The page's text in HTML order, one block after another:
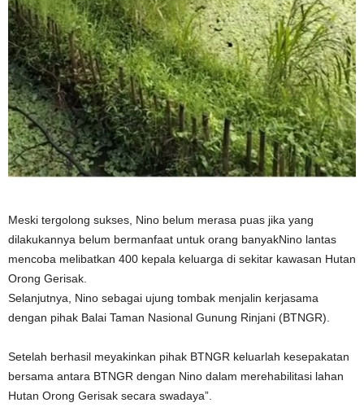
Meski tergolong sukses, Nino belum merasa puas jika yang
dilakukannya belum bermanfaat untuk orang banyakNino lantas
mencoba melibatkan 400 kepala keluarga di sekitar kawasan Hutan
Orong Gerisak.
Selanjutnya, Nino sebagai ujung tombak menjalin kerjasama
dengan pihak Balai Taman Nasional Gunung Rinjani (BTNGR).
Setelah berhasil meyakinkan pihak BTNGR keluarlah kesepakatan
bersama antara BTNGR dengan Nino dalam merehabilitasi lahan
Hutan Orong Gerisak secara swadaya”.